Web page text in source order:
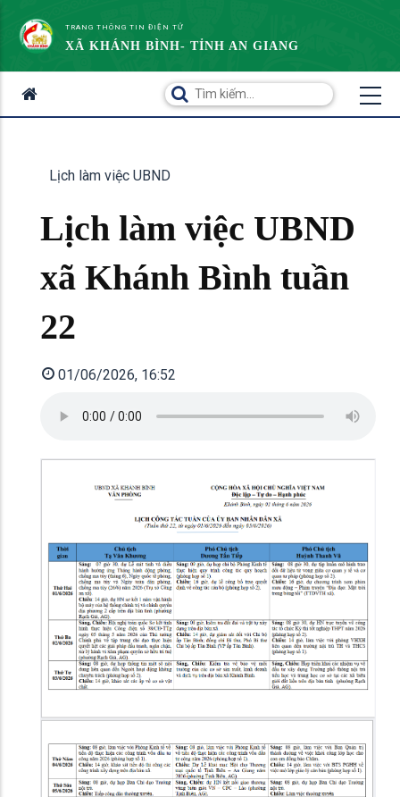
TRANG THÔNG TIN ĐIỆN TỬ
XÃ KHÁNH BÌNH- TỈNH AN GIANG
Lịch làm việc UBND
Lịch làm việc UBND
xã Khánh Bình tuần
22
01/06/2026, 16:52